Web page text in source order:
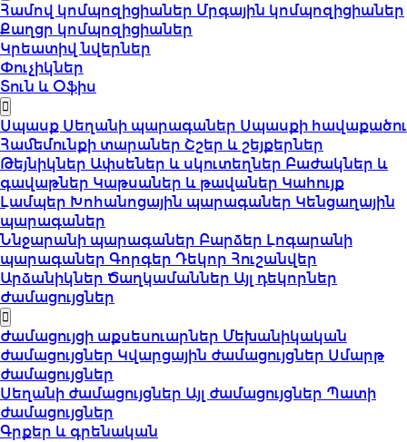
Համով կոմպոզիցիաներ Մրգային կոմպոզիցիաներ
Քաղցր կոմպոզիցիաներ
Կրեատիվ նվերներ
Փուչիկներ
Տուն և Օֆիս
Սպասք Սեղանի պարագաներ Սպասքի հավաքածու
Համեմունքի տարաներ Շշեր և շեյքերներ
Թեյնիկներ Ափսեներ և սկուտեղներ Բաժակներ և
գավաթներ Կաթսաներ և թավաներ Կահույք
Լամպեր Խոհանոցային պարագաներ Կենցաղային
պարագաներ
Ննջարանի պարագաներ Բարձեր Լոգարանի
պարագաներ Գորգեր Դեկոր Հուշանվեր
Արձանիկներ Ծաղկամաններ Այլ դեկորներ
Ժամացույցներ
Ժամացույցի աքսեսուարներ Մեխանիկական
ժամացույցներ Կվարցային ժամացույցներ Սմարթ
ժամացույցներ
Սեղանի ժամացույցներ Այլ ժամացույցներ Պատի
ժամացույցներ
Գրքեր և գրենական